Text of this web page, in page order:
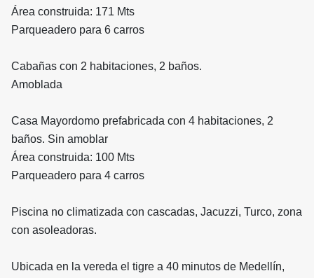
Área construida: 171 Mts
Parqueadero para 6 carros
Cabañas con 2 habitaciones, 2 baños.
Amoblada
Casa Mayordomo prefabricada con 4 habitaciones, 2
baños. Sin amoblar
Área construida: 100 Mts
Parqueadero para 4 carros
Piscina no climatizada con cascadas, Jacuzzi, Turco, zona
con asoleadoras.
Ubicada en la vereda el tigre a 40 minutos de Medellín,